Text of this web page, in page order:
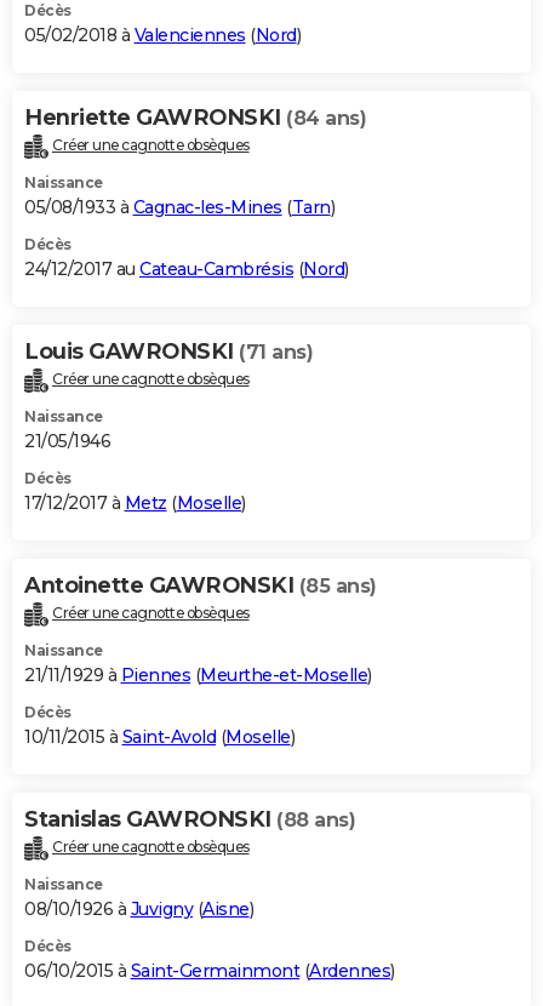
Décès
05/02/2018 à Valenciennes (Nord)
Henriette GAWRONSKI (84 ans)
Créer une cagnotte obsèques
Naissance
05/08/1933 à Cagnac-les-Mines (Tarn)
Décès
24/12/2017 au Cateau-Cambrésis (Nord)
Louis GAWRONSKI (71 ans)
Créer une cagnotte obsèques
Naissance
21/05/1946
Décès
17/12/2017 à Metz (Moselle)
Antoinette GAWRONSKI (85 ans)
Créer une cagnotte obsèques
Naissance
21/11/1929 à Piennes (Meurthe-et-Moselle)
Décès
10/11/2015 à Saint-Avold (Moselle)
Stanislas GAWRONSKI (88 ans)
Créer une cagnotte obsèques
Naissance
08/10/1926 à Juvigny(Aisne)
Décès
06/10/2015 à Saint-Germainmont(Ardennes)